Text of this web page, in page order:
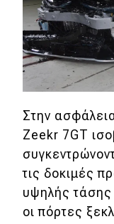
Στην
Zeekr 7GT
τις δοκιμές
υψηλής
οι πόρτες